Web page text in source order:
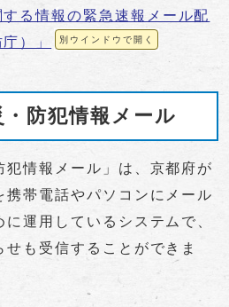
する情報の緊急速報メール配
）」
別ウインドウで開く
防犯情報メール
情報メール」は、京都府が
携帯電話やパソコンにメール
運用しているシステムで、
も受信することができま